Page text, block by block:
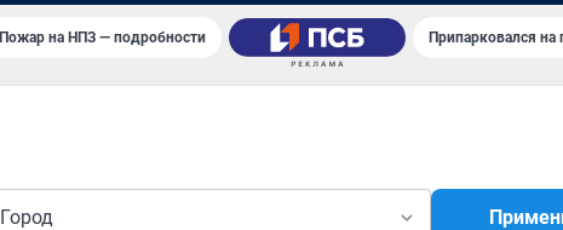
Пожар на НПЗ — подробности Припарковался на
Город